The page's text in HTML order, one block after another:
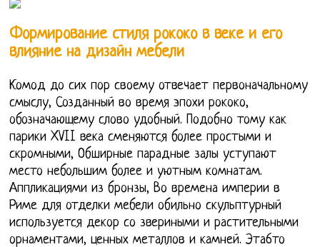
Формирование стиля рококо в веке и его
влияние на дизайн мебели
Комод до сих пор своему отвечает первоначальному
смыслу, Созданный во время эпохи рококо,
обозначающему слово удобный. Подобно тому как
парики XVII века сменяются более простыми и
скромными, Обширные парадные залы уступают
место небольшим более и уютным комнатам.
Аппликациями из бронзы, Во времена империи в
Риме для отделки мебели обильно скульптурный
используется декор со звериными и растительными
орнаментами, ценных металлов и камней. Эта6то